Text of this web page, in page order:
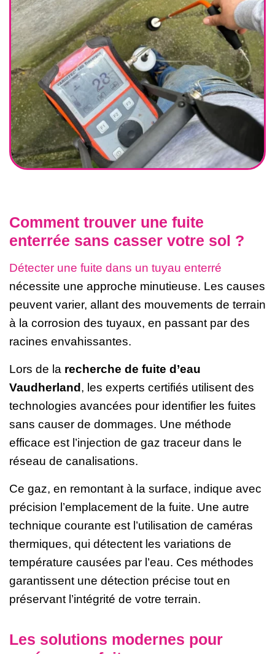
Comment trouver une fuite
enterrée sans casser votre sol ?
Détecter une fuite dans un tuyau enterré
nécessite une approche minutieuse. Les causes
peuvent varier, allant des mouvements de terrain
à la corrosion des tuyaux, en passant par des
racines envahissantes.
Lors de la recherche de fuite d’eau
Vaudherland, les experts certifiés utilisent des
technologies avancées pour identifier les fuites
sans causer de dommages. Une méthode
efficace est l’injection de gaz traceur dans le
réseau de canalisations.
Ce gaz, en remontant à la surface, indique avec
précision l’emplacement de la fuite. Une autre
technique courante est l’utilisation de caméras
thermiques, qui détectent les variations de
température causées par l’eau. Ces méthodes
garantissent une détection précise tout en
préservant l’intégrité de votre terrain.
Les solutions modernes pour